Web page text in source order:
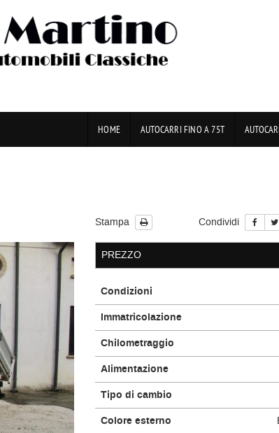
HOME AUTOCARRI FINO A 75T
Stampa Condividi
PREZZO
Condizioni
Immatricolazione
Chilometraggio
Alimentazione
Tipo di cambio
Colore esterno